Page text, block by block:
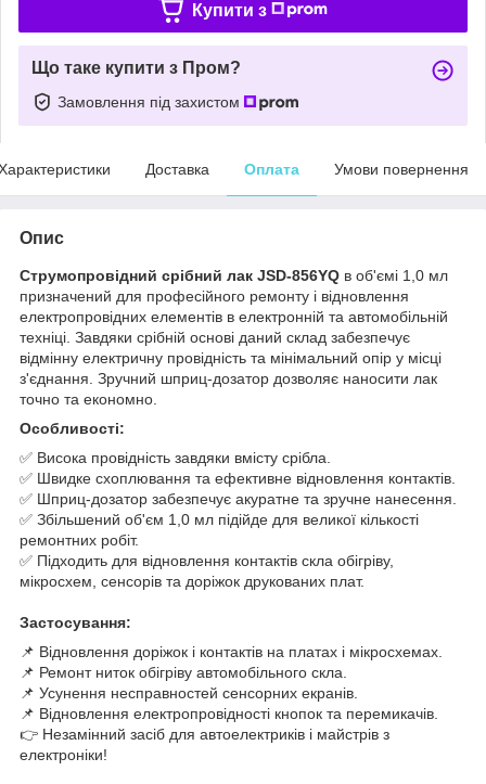
Купити з
Що таке купити з Пром?
Замовлення під захистом
Доставка Оплата Умови повернення
Опис
Струмопровідний срібний лак JSD-856YQ в об'ємі 1,0 мл
призначений для професійного ремонту і відновлення
електропровідних елементів в електронній та автомобільній
техніці. Завдяки срібній основі даний склад забезпечує
відмінну електричну провідність та мінімальний опір у місці
з'єднання. Зручний шприц-дозатор дозволяє наносити лак
точно та економно.
Особливості:
✅ Висока провідність завдяки вмісту срібла.
✅ Швидке схоплювання та ефективне відновлення контактів.
✅ Шприц-дозатор забезпечує акуратне та зручне нанесення.
✅ Збільшений об'єм 1,0 мл підійде для великої кількості
ремонтних робіт.
✅ Підходить для відновлення контактів скла обігріву,
мікросхем, сенсорів та доріжок друкованих плат.
Застосування:
📌 Відновлення доріжок і контактів на платах і мікросхемах.
📌 Ремонт ниток обігріву автомобільного скла.
📌 Усунення несправностей сенсорних екранів.
📌 Відновлення електропровідності кнопок та перемикачів.
👉 Незамінний засіб для автоелектриків і майстрів з
електроніки!